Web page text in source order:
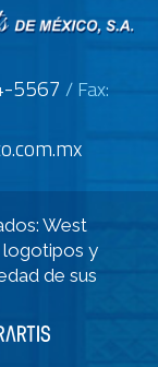
5567 / Fax:
West
logotipos y
de sus